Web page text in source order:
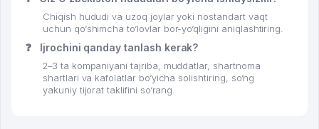
Chiqish hududi va uzoq joylar yoki nostandart vaqt
uchun qo‘shimcha to‘lovlar bor-yo‘qligini aniqlashtiring.
❓ Ijrochini qanday tanlash kerak?
2–3 ta kompaniyani tajriba, muddatlar, shartnoma
shartlari va kafolatlar bo‘yicha solishtiring, so‘ng
yakuniy tijorat taklifini so‘rang.